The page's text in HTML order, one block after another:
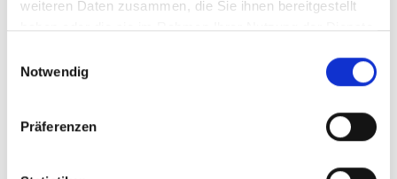
weiteren Daten zusammen, die Sie ihnen bereitgestellt
haben oder die sie im Rahmen Ihrer Nutzung der Dienste
Notwendig
Präferenzen
verschließt ihre liturgischen Handlungen keiner Art
von Kirchenmusik, sofern sie dem Geist der
betreffenden liturgischen Handlung und dem Wesen
ihrer einzelnen Teile entspricht…“ (Instruktion
Musicam
Musik im Geistlichen